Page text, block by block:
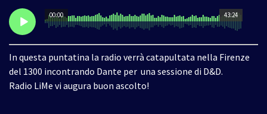
43:24
00:00
In questa puntatina la radio verrà catapultata nella Firenze
del 1300 incontrando Dante per una sessione di D&D.
Radio LiMe vi augura buon ascolto!